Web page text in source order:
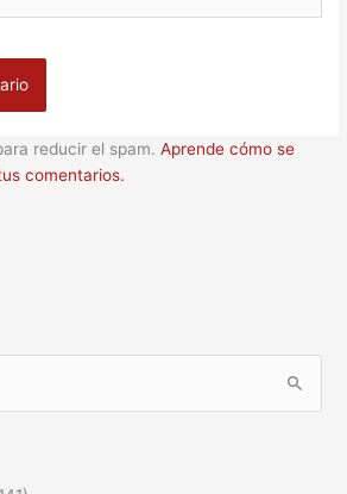
reducir el spam.Aprende cómo se
comentarios.